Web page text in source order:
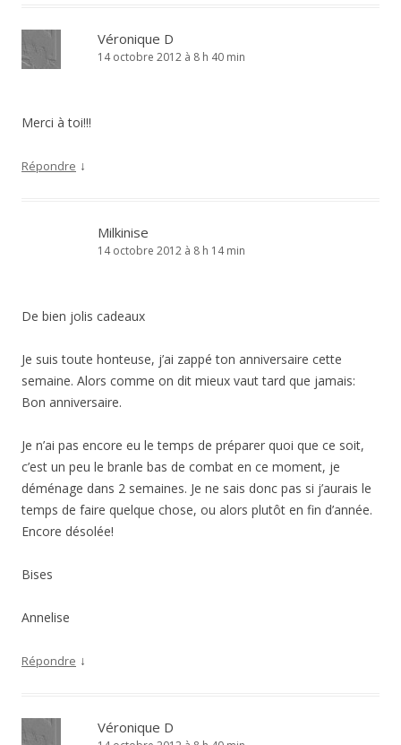
Véronique D
14 octobre 2012 à 8 h 40 min
Merci à toi!!!
Répondre ↓
Milkinise
14 octobre 2012 à 8 h 14 min
De bien jolis cadeaux
Je suis toute honteuse, j’ai zappé ton anniversaire cette
semaine. Alors comme on dit mieux vaut tard que jamais:
Bon anniversaire.
Je n’ai pas encore eu le temps de préparer quoi que ce soit,
c’est un peu le branle bas de combat en ce moment, je
déménage dans 2 semaines. Je ne sais donc pas si j’aurais le
temps de faire quelque chose, ou alors plutôt en fin d’année.
Encore désolée!
Bises
Annelise
Répondre ↓
Véronique D